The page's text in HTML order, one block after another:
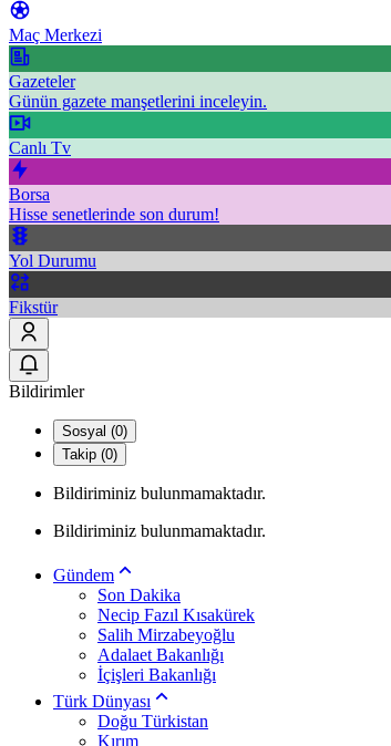
Maç Merkezi
Gazeteler
Günün gazete manşetlerini inceleyin.
Canlı Tv
Borsa
Hisse senetlerinde son durum!
Yol Durumu
Fikstür
Bildirimler
Sosyal (0)
Takip (0)
Bildiriminiz bulunmamaktadır.
Bildiriminiz bulunmamaktadır.
Gündem
Son Dakika
Necip Fazıl Kısakürek
Salih Mirzabeyoğlu
Adalaet Bakanlığı
İçişleri Bakanlığı
Türk Dünyası
Doğu Türkistan
Kırım